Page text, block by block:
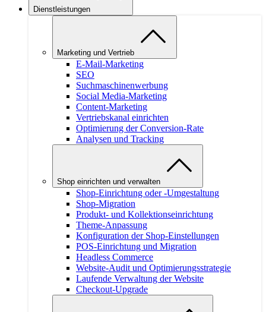
Dienstleistungen
Marketing und Vertrieb
E-Mail-Marketing
SEO
Suchmaschinenwerbung
Social Media-Marketing
Content-Marketing
Vertriebskanal einrichten
Optimierung der Conversion-Rate
Analysen und Tracking
Shop einrichten und verwalten
Shop-Einrichtung oder -Umgestaltung
Shop-Migration
Produkt- und Kollektionseinrichtung
Theme-Anpassung
Konfiguration der Shop-Einstellungen
POS-Einrichtung und Migration
Headless Commerce
Website-Audit und Optimierungsstrategie
Laufende Verwaltung der Website
Checkout-Upgrade